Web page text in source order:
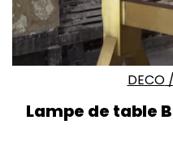
DECO/
Lampe de table